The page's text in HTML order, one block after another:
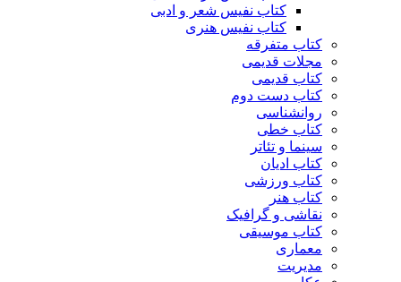
کتاب نفیس شعر و ادبی
کتاب نفیس هنری
کتاب متفرقه
مجلات قدیمی
کتاب قدیمی
کتاب دست دوم
روانشناسی
کتاب خطی
سینما و تئاتر
کتاب ادیان
کتاب ورزشی
کتاب هنر
نقاشی و گرافیک
کتاب موسیقی
معماری
مدیریت